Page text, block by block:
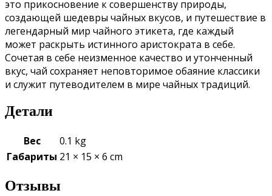
это прикосновение к совершенству природы,
создающей шедевры чайных вкусов, и путешествие в
легендарный мир чайного этикета, где каждый
может раскрыть истинного аристократа в себе.
Сочетая в себе неизменное качество и утонченный
вкус, чай сохраняет неповторимое обаяние классики
и служит путеводителем в мире чайных традиций.
Детали
Вес
0.1 kg
Габариты 21 × 15 × 6 cm
Отзывы